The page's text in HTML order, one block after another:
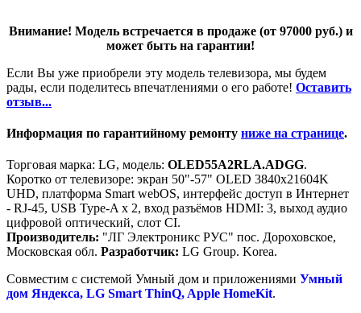
Внимание! Модель встречается в продаже (от 97000 руб.) и
может быть на гарантии!
Если Вы уже приобрели эту модель телевизора, мы будем
рады, если поделитесь впечатлениями о его работе! Оставить
отзыв...
Информация по гарантийному ремонту ниже на странице.
Торговая марка: LG, модель: OLED55A2RLA.ADGG.
Коротко от телевизоре: экран 50"-57" OLED 3840x21604K
UHD, платформа Smart webOS, интерфейс доступ в Интернет
- RJ-45, USB Type-A x 2, вход разъёмов HDMI: 3, выход аудио
цифровой оптический, слот CI.
Производитель: "ЛГ Электроникс РУС" пос. Дороховское,
Московская обл. Разработчик: LG Group. Korea.
Cовместим с системой Умный дом и приложениями Умный
дом Яндекса, LG Smart ThinQ, Apple HomeKit.